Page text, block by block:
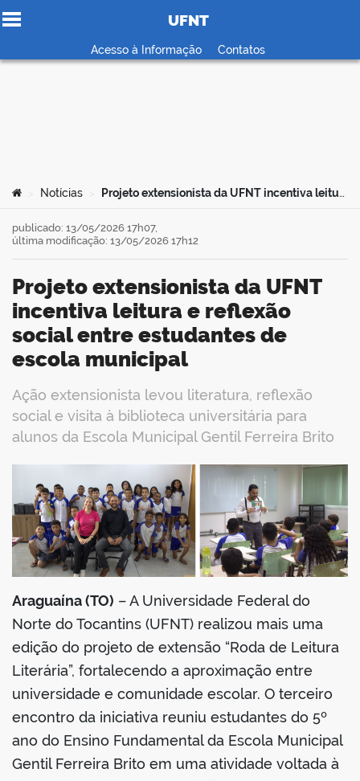
Ir para o conteúdo
UFNT
Acesso à Informação Contatos
Você está aqui:
Notícias Projeto extensionista da UFNT incentiva leitura e reflexão social entre estudantes de escola municipal
Projeto extensionista da UFNT
incentiva leitura e reflexão
social entre estudantes de
escola municipal
Ação extensionista levou literatura, reflexão
social e visita à biblioteca universitária para
alunos da Escola Municipal Gentil Ferreira Brito
publicado: 13/05/2026 17h07,
última modificação: 13/05/2026 17h12
Araguaína (TO) – A Universidade Federal do
Norte do Tocantins (UFNT) realizou mais uma
edição do projeto de extensão “Roda de Leitura
Literária”, fortalecendo a aproximação entre
universidade e comunidade escolar. O terceiro
encontro da iniciativa reuniu estudantes do 5º
ano do Ensino Fundamental da Escola Municipal
Gentil Ferreira Brito em uma atividade voltada à